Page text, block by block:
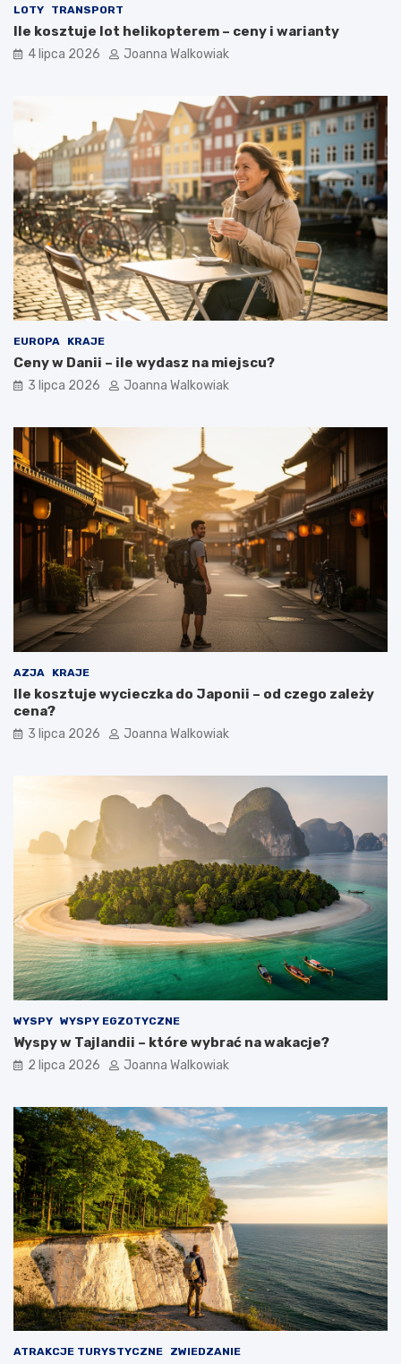
LOTY TRANSPORT
Ile kosztuje lot helikopterem – ceny i warianty
4 lipca 2026 Joanna Walkowiak
EUROPA KRAJE
Ceny w Danii – ile wydasz na miejscu?
3 lipca 2026 Joanna Walkowiak
AZJA KRAJE
Ile kosztuje wycieczka do Japonii – od czego zależy
cena?
3 lipca 2026 Joanna Walkowiak
WYSPY WYSPY EGZOTYCZNE
Wyspy w Tajlandii – które wybrać na wakacje?
2 lipca 2026 Joanna Walkowiak
ATRAKCJE TURYSTYCZNE ZWIEDZANIE